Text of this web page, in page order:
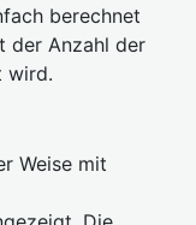
berechnet
der Anzahl der
wird.
Weise mit